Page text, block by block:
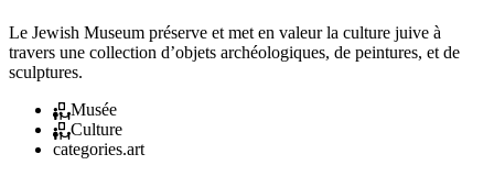
Le Jewish Museum préserve et met en valeur la culture juive à
travers une collection d’objets archéologiques, de peintures, et de
sculptures.
Musée
Culture
categories.art